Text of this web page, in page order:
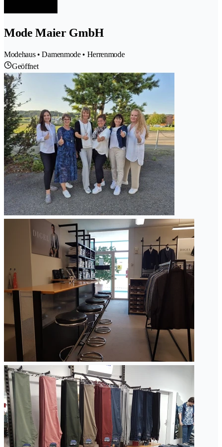
Mode Maier GmbH
Modehaus • Damenmode • Herrenmode
Geöffnet